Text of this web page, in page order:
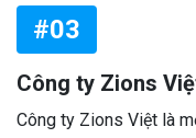
#03
Công ty Zions
Công ty Zions Việt là